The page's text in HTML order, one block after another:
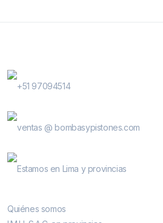
+51 97094514
ventas @ bombasypistones.com
Estamos en Lima y provincias
Quiénes somos